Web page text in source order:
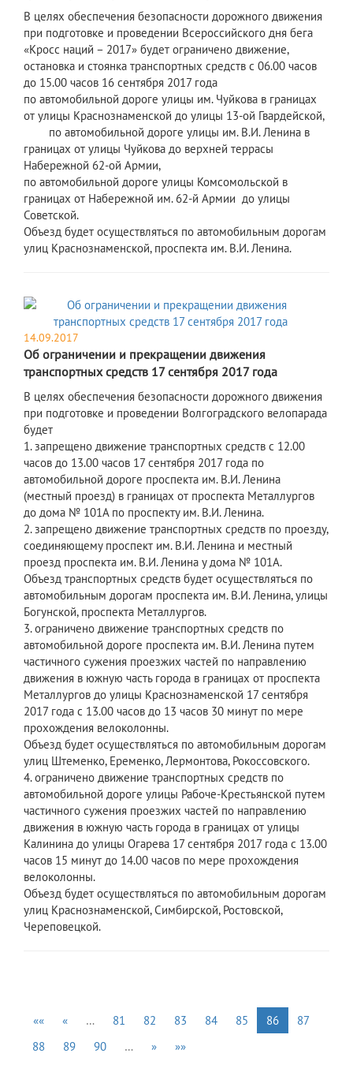
В целях обеспечения безопасности дорожного движения
при подготовке и проведении Всероссийского дня бега
«Кросс наций – 2017» будет ограничено движение,
остановка и стоянка транспортных средств с 06.00 часов
до 15.00 часов 16 сентября 2017 года
по автомобильной дороге улицы им. Чуйкова в границах
от улицы Краснознаменской до улицы 13-ой Гвардейской,
по автомобильной дороге улицы им. В.И. Ленина в
границах от улицы Чуйкова до верхней террасы
Набережной 62-ой Армии,
по автомобильной дороге улицы Комсомольской в
границах от Набережной им. 62-й Армии до улицы
Советской.
Объезд будет осуществляться по автомобильным дорогам
улиц Краснознаменской, проспекта им. В.И. Ленина.
14.09.2017
Об ограничении и прекращении движения
транспортных средств 17 сентября 2017 года
В целях обеспечения безопасности дорожного движения
при подготовке и проведении Волгоградского велопарада
будет
1. запрещено движение транспортных средств с 12.00
часов до 13.00 часов 17 сентября 2017 года по
автомобильной дороге проспекта им. В.И. Ленина
(местный проезд) в границах от проспекта Металлургов
до дома № 101А по проспекту им. В.И. Ленина.
2. запрещено движение транспортных средств по проезду,
соединяющему проспект им. В.И. Ленина и местный
проезд проспекта им. В.И. Ленина у дома № 101А.
Объезд транспортных средств будет осуществляться по
автомобильным дорогам проспекта им. В.И. Ленина, улицы
Богунской, проспекта Металлургов.
3. ограничено движение транспортных средств по
автомобильной дороге проспекта им. В.И. Ленина путем
частичного сужения проезжих частей по направлению
движения в южную часть города в границах от проспекта
Металлургов до улицы Краснознаменской 17 сентября
2017 года с 13.00 часов до 13 часов 30 минут по мере
прохождения велоколонны.
Объезд будет осуществляться по автомобильным дорогам
улиц Штеменко, Еременко, Лермонтова, Рокоссовского.
4. ограничено движение транспортных средств по
автомобильной дороге улицы Рабоче-Крестьянской путем
частичного сужения проезжих частей по направлению
движения в южную часть города в границах от улицы
Калинина до улицы Огарева 17 сентября 2017 года с 13.00
часов 15 минут до 14.00 часов по мере прохождения
велоколонны.
Объезд будет осуществляться по автомобильным дорогам
улиц Краснознаменской, Симбирской, Ростовской,
Череповецкой.
«« « … 81 82 83 84 85 86
87
88
89 90 … » »»